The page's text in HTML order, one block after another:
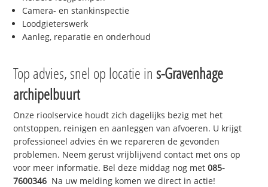
Camera- en stankinspectie
Loodgieterswerk
Aanleg, reparatie en onderhoud
Top advies, snel op locatie in s-Gravenhage
archipelbuurt
Onze rioolservice houdt zich dagelijks bezig met het
ontstoppen, reinigen en aanleggen van afvoeren. U krijgt
professioneel advies én we repareren de gevonden
problemen. Neem gerust vrijblijvend contact met ons op
voor meer informatie. Bel deze middag nog met085-
7600346 Na uw melding komen we direct in actie!